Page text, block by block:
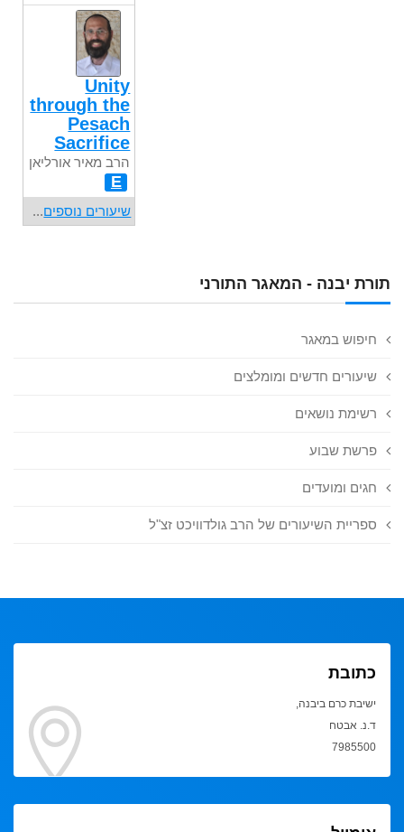
תורת יבנה - המאגר התורני
חיפוש במאגר
שיעורים חדשים ומומלצים
רשימת נושאים
פרשת שבוע
חגים ומועדים
ספריית השיעורים של הרב גולדוויכט זצ"ל
Unity
through the
Pesach
Sacrifice
הרב מאיר אורליאן
E
שיעורים נוספים...
כתובת
ישיבת כרם ביבנה,
ד.נ. אבטח
7985500